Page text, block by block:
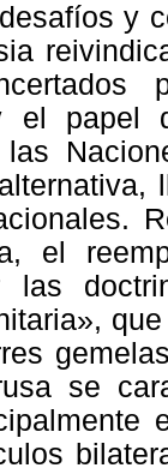
y
el
las
el
las
se